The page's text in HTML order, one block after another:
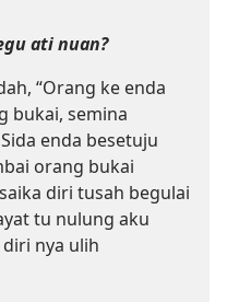
ati nuan?
“Orang ke enda
bukai, semina
enda besetuju
orang bukai
diri tusah begulai
tu nulung aku
nya ulih